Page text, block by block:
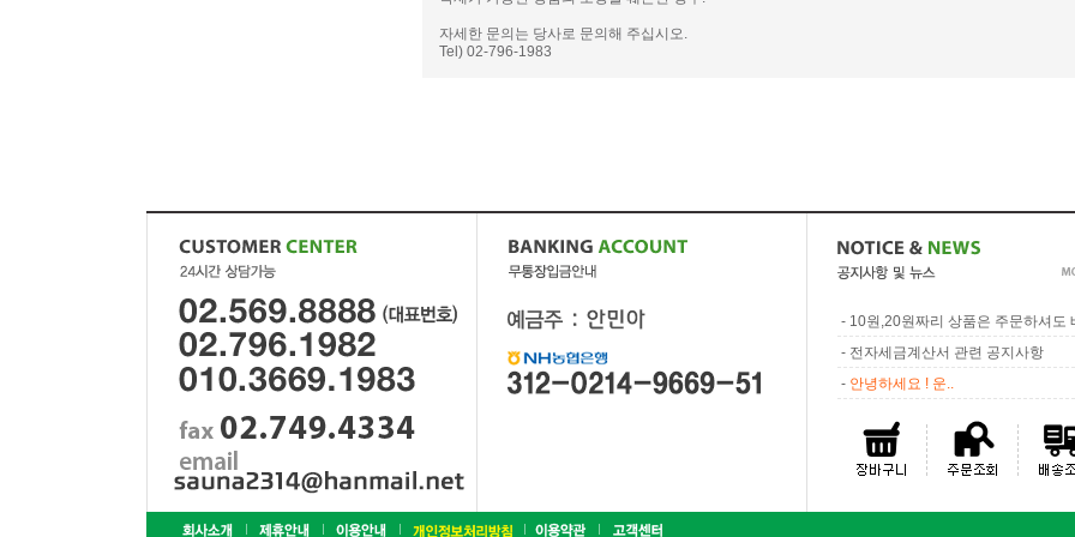
자세한 문의는 당사로 문의해 주십시오.
Tel) 02-796-1983
- 10원,20원짜리 상품은 주문하셔도
- 전자세금계산서 관련 공지사항
- 안녕하세요 ! 운..